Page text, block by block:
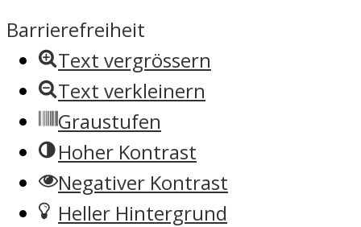
Barrierefreiheit
Text vergrössern
Text verkleinern
Graustufen
Hoher Kontrast
Negativer Kontrast
Heller Hintergrund